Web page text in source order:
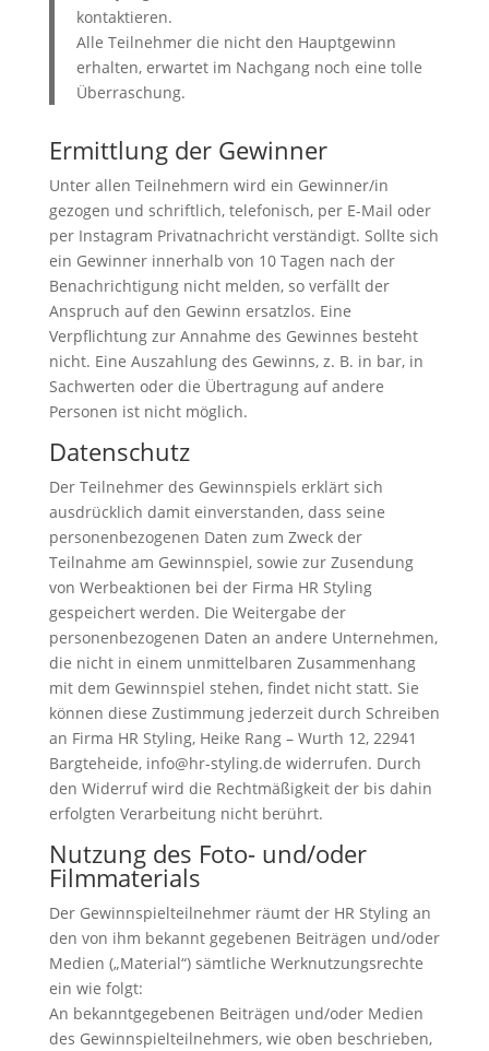
kontaktieren.
Alle Teilnehmer die nicht den Hauptgewinn
erhalten, erwartet im Nachgang noch eine tolle
Überraschung.
Ermittlung der Gewinner
Unter allen Teilnehmern wird ein Gewinner/in
gezogen und schriftlich, telefonisch, per E-Mail oder
per Instagram Privatnachricht verständigt. Sollte sich
ein Gewinner innerhalb von 10 Tagen nach der
Benachrichtigung nicht melden, so verfällt der
Anspruch auf den Gewinn ersatzlos. Eine
Verpflichtung zur Annahme des Gewinnes besteht
nicht. Eine Auszahlung des Gewinns, z. B. in bar, in
Sachwerten oder die Übertragung auf andere
Personen ist nicht möglich.
Datenschutz
Der Teilnehmer des Gewinnspiels erklärt sich
ausdrücklich damit einverstanden, dass seine
personenbezogenen Daten zum Zweck der
Teilnahme am Gewinnspiel, sowie zur Zusendung
von Werbeaktionen bei der Firma HR Styling
gespeichert werden. Die Weitergabe der
personenbezogenen Daten an andere Unternehmen,
die nicht in einem unmittelbaren Zusammenhang
mit dem Gewinnspiel stehen, findet nicht statt. Sie
können diese Zustimmung jederzeit durch Schreiben
an Firma HR Styling, Heike Rang – Wurth 12, 22941
Bargteheide, info@hr-styling.de widerrufen. Durch
den Widerruf wird die Rechtmäßigkeit der bis dahin
erfolgten Verarbeitung nicht berührt.
Nutzung des Foto- und/oder
Filmmaterials
Der Gewinnspielteilnehmer räumt der HR Styling an
den von ihm bekannt gegebenen Beiträgen und/oder
Medien („Material“) sämtliche Werknutzungsrechte
ein wie folgt:
An bekanntgegebenen Beiträgen und/oder Medien
des Gewinnspielteilnehmers, wie oben beschrieben,